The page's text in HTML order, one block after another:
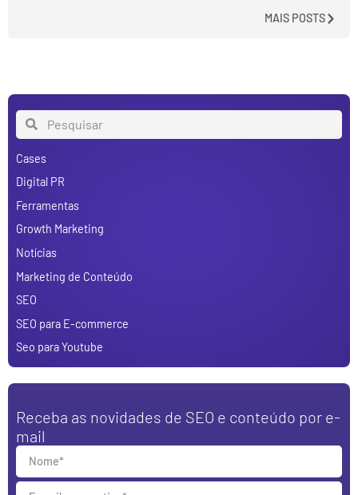
MAIS POSTS
Cases
Digital PR
Ferramentas
Growth Marketing
Notícias
Marketing de Conteúdo
SEO
SEO para E-commerce
Seo para Youtube
Receba as novidades de SEO e conteúdo por e-
mail